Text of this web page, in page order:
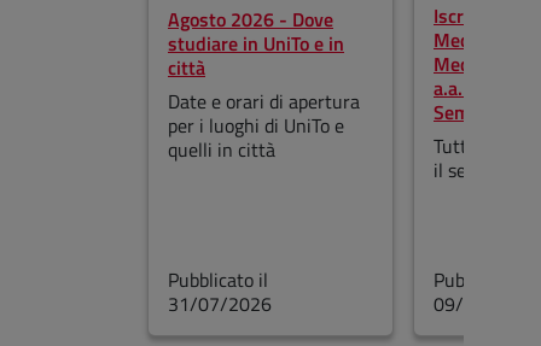
Agosto 2026 - Dove
studiare in UniTo e in
città
Date e orari di apertura
per i luoghi di UniTo e
quelli in città
Pubblicato il
31/07/2026
Iscrizioni ai
Medicina,
Medicina
a.a. 2026-
Semestre
Tutte le
il semestre
Pubblicato il
09/07/2026